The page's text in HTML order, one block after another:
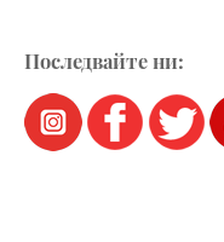
Последвайте ни: